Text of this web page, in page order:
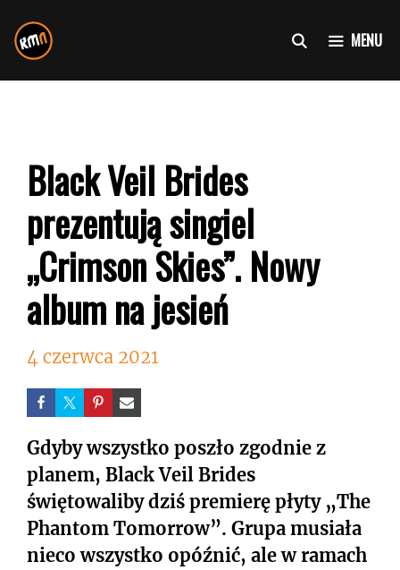
do
treści
MENU
Black Veil Brides
prezentują singiel
„Crimson Skies”. Nowy
album na jesień
4 czerwca 2021
Gdyby wszystko poszło zgodnie z
planem, Black Veil Brides
świętowaliby dziś premierę płyty „The
Phantom Tomorrow”. Grupa musiała
nieco wszystko opóźnić, ale w ramach